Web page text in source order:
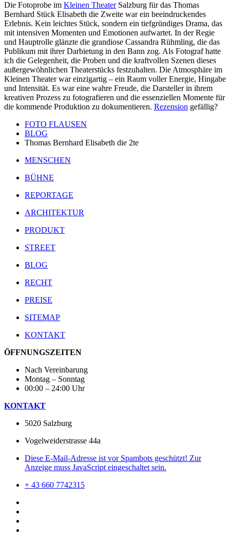
Die Fotoprobe im Kleinen TheaterSalzburg für das Thomas
Bernhard Stück Elisabeth die Zweite war ein beeindruckendes
Erlebnis. Kein leichtes Stück, sondern ein tiefgründiges Drama, das
mit intensiven Momenten und Emotionen aufwartet. In der Regie
und Hauptrolle glänzte die grandiose Cassandra Rühmling, die das
Publikum mit ihrer Darbietung in den Bann zog. Als Fotograf hatte
ich die Gelegenheit, die Proben und die kraftvollen Szenen dieses
außergewöhnlichen Theaterstücks festzuhalten. Die Atmosphäre im
Kleinen Theater war einzigartig – ein Raum voller Energie, Hingabe
und Intensität. Es war eine wahre Freude, die Darsteller in ihrem
kreativen Prozess zu fotografieren und die essenziellen Momente für
die kommende Produktion zu dokumentieren. Rezension gefällig?
FOTO FLAUSEN
BLOG
Thomas Bernhard Elisabeth die 2te
MENSCHEN
BÜHNE
REPORTAGE
ARCHITEKTUR
PRODUKT
STREET
BLOG
RECHT
PREISE
SITEMAP
KONTAKT
ÖFFNUNGSZEITEN
Nach Vereinbarung
Montag – Sonntag
00:00 – 24:00 Uhr
KONTAKT
5020 Salzburg
Vogelweiderstrasse 44a
Diese E-Mail-Adresse ist vor Spambots geschützt! Zur
Anzeige muss JavaScript eingeschaltet sein.
+ 43 660 7742315